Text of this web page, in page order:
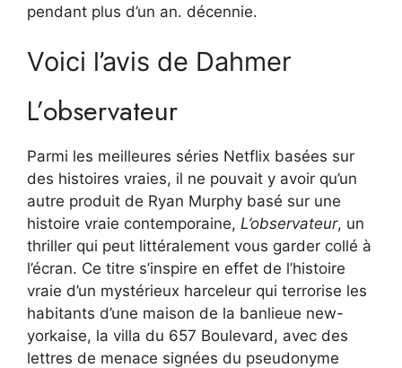
pendant plus d’un an. décennie.
Voici l’avis de Dahmer
L’observateur
Parmi les meilleures séries Netflix basées sur
des histoires vraies, il ne pouvait y avoir qu’un
autre produit de Ryan Murphy basé sur une
histoire vraie contemporaine, L’observateur, un
thriller qui peut littéralement vous garder collé à
l’écran. Ce titre s’inspire en effet de l’histoire
vraie d’un mystérieux harceleur qui terrorise les
habitants d’une maison de la banlieue new-
yorkaise, la villa du 657 Boulevard, avec des
lettres de menace signées du pseudonyme